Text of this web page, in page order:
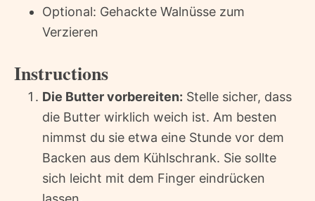
Optional: Gehackte Walnüsse zum
Verzieren
Instructions
Die Butter vorbereiten: Stelle sicher, dass
die Butter wirklich weich ist. Am besten
nimmst du sie etwa eine Stunde vor dem
Backen aus dem Kühlschrank. Sie sollte
sich leicht mit dem Finger eindrücken